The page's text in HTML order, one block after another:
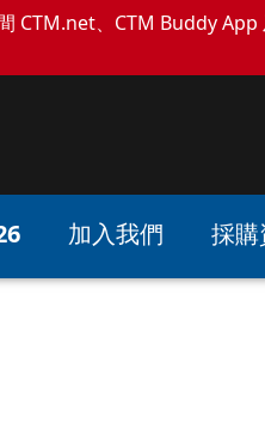
CTM.net、CTM Buddy
加入我們 採購